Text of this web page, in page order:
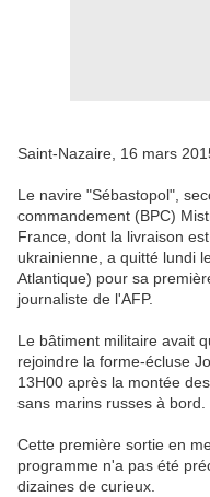
Saint-Nazaire, 16 mars
Le navire "Sébastopol",
commandement (BPC)
France, dont la livraison
ukrainienne, a quitté lundi
Atlantique) pour sa
journaliste de l'AFP.
Le bâtiment militaire avait
rejoindre la forme-écluse
13H00 après la montée
sans marins russes à bord.
Cette première sortie en
programme n'a pas été
dizaines de curieux.